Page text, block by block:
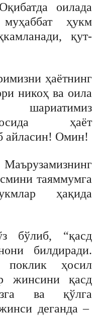
оилада
ҳукм
қут-
ҳаётнинг
никоҳ ва оила
шариатимиз
ҳаёт
айласин! Омин!
Маърузамизнинг
таяммумга
ҳақида
бўлиб, “қасд
билдиради.
поклик ҳосил
жинсини қасд
ва қўлга
деганда –